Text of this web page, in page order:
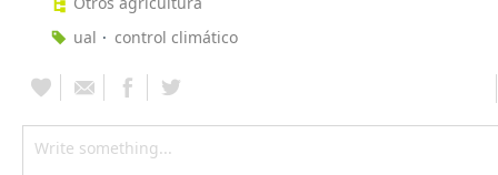
ual
control climático